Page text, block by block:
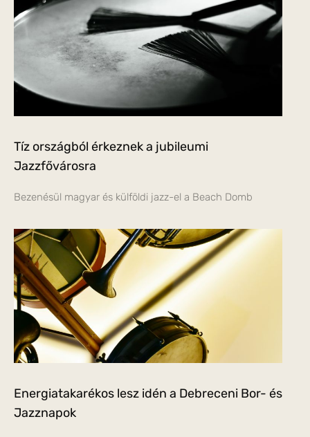
Tíz országból érkeznek a jubileumi
Jazzfővárosra
Bezenésül magyar és külföldi jazz-el a Beach Domb
Energiatakarékos lesz idén a Debreceni Bor- és
Jazznapok